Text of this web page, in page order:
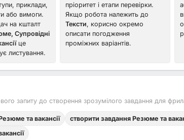
приклади,
або вимоги.
на кшталт
Супровідні
це
листування.
пріоритет і етапи перевірки.
Якщо робота належить до
Тексти , корисно окремо
описати погодження
проміжних варіантів.
запиту до створення зрозумілого завдання для
та вакансії створити завдання Резюме та